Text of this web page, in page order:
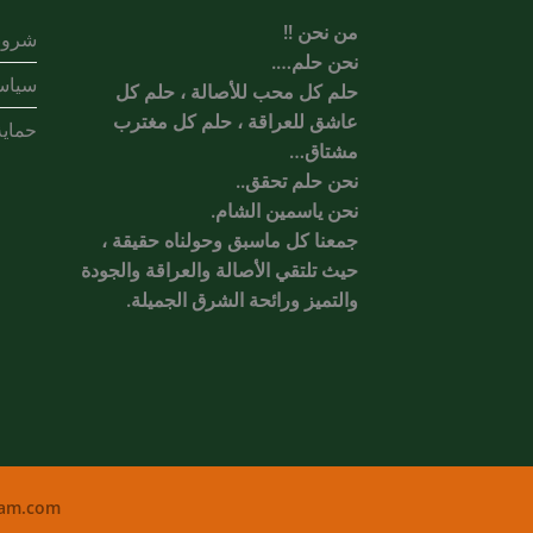
من نحن !!
نحن حلم….
حلم كل محب للأصالة ، حلم كل
عاشق للعراقة ، حلم كل مغترب
مشتاق…
نحن حلم تحقق..
نحن ياسمين الشام.
جمعنا كل ماسبق وحولناه حقيقة ،
حيث تلتقي الأصالة والعراقة والجودة
والتميز ورائحة الشرق الجميلة.